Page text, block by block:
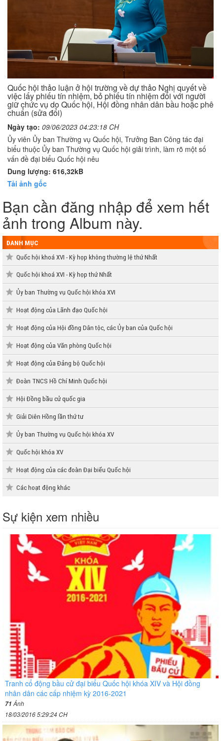
Quốc hội thảo luận ở hội trường về dự thảo Nghị quyết về
việc lấy phiếu tín nhiệm, bỏ phiếu tín nhiệm đối với người
giữ chức vụ do Quốc hội, Hội đồng nhân dân bầu hoặc phê
chuẩn (sửa đổi)
Ngày tạo: 09/06/2023 04:23:18 CH
Ủy viên Ủy ban Thường vụ Quốc hội, Trưởng Ban Công tác đại
biểu thuộc Ủy ban Thường vụ Quốc hội giải trình, làm rõ một số
vấn đề đại biểu Quốc hội nêu
Dung lượng: 616,32kB
Tải ảnh gốc
Bạn cần đăng nhập để xem hết
ảnh trong Album này.
DANH MỤC
Quốc hội khoá XVI - Kỳ họp không thường lệ thứ Nhất
Quốc hội khoá XVI - Kỳ họp thứ Nhất
Ủy ban Thường vụ Quốc hội khóa XVI
Hoạt động của Lãnh đạo Quốc hội
Hoạt động của Hội đồng Dân tộc, các Ủy ban của Quốc hội
Hoạt động của Văn phòng Quốc hội
Hoạt động của Đảng bộ Quốc hội
Đoàn TNCS Hồ Chí Minh Quốc hội
Hội Đồng bầu cử quốc gia
Giải Diên Hồng lần thứ tư
Ủy ban Thường vụ Quốc hội khóa XV
Quốc hội khóa XV
Hoạt động của các đoàn Đại biểu Quốc hội
Các hoạt động khác
Sự kiện xem nhiều
Tranh cổ động bầu cử đại biểu Quốc hội khóa XIV và Hội đồng
nhân dân các cấp nhiệm kỳ 2016-2021
71Ảnh
18/03/2016 5:29:24 CH